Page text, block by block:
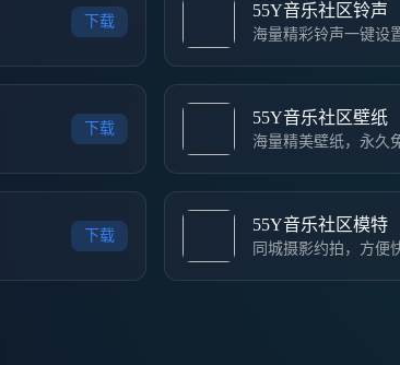
下载
55Y音乐社区铃声
海量精彩铃声一键设
下载
55Y音乐社区壁纸
海量精美壁纸，永久
下载
55Y音乐社区模特
同城摄影约拍，方便